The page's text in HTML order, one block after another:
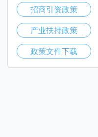
招商引资政策
产业扶持政策
政策文件下载